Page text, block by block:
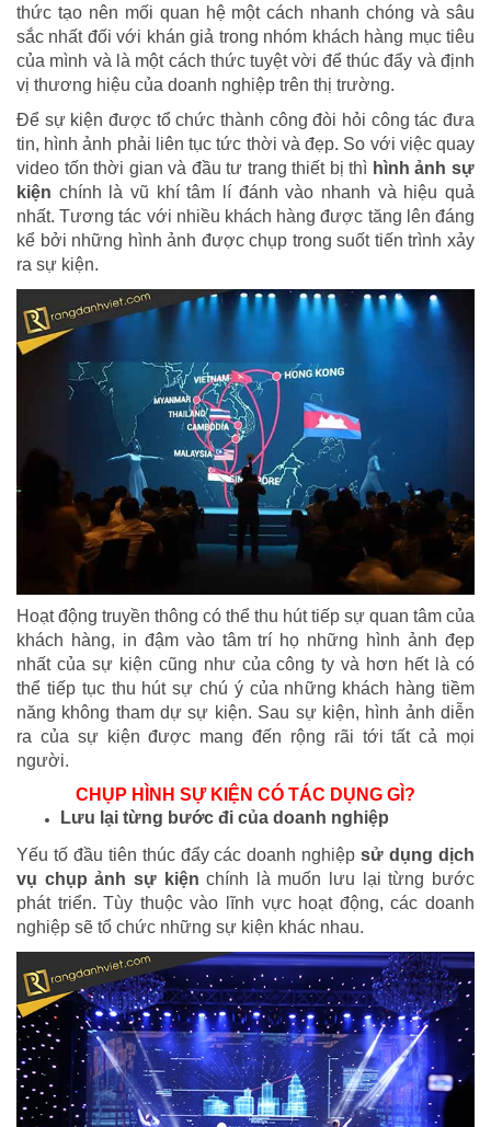
thức tạo nên mối quan hệ một cách nhanh chóng và sâu
sắc nhất đối với khán giả trong nhóm khách hàng mục tiêu
của mình và là một cách thức tuyệt vời để thúc đẩy và định
vị thương hiệu của doanh nghiệp trên thị trường.
Để sự kiện được tổ chức thành công đòi hỏi công tác đưa
tin, hình ảnh phải liên tục tức thời và đẹp. So với việc quay
video tốn thời gian và đầu tư trang thiết bị thì hình ảnh sự
kiện chính là vũ khí tâm lí đánh vào nhanh và hiệu quả
nhất. Tương tác với nhiều khách hàng được tăng lên đáng
kể bởi những hình ảnh được chụp trong suốt tiến trình xảy
ra sự kiện.
Hoạt động truyền thông có thể thu hút tiếp sự quan tâm của
khách hàng, in đậm vào tâm trí họ những hình ảnh đẹp
nhất của sự kiện cũng như của công ty và hơn hết là có
thể tiếp tục thu hút sự chú ý của những khách hàng tiềm
năng không tham dự sự kiện. Sau sự kiện, hình ảnh diễn
ra của sự kiện được mang đến rộng rãi tới tất cả mọi
người.
CHỤP HÌNH SỰ KIỆN CÓ TÁC DỤNG GÌ?
Lưu lại từng bước đi của doanh nghiệp
Yếu tố đầu tiên thúc đẩy các doanh nghiệpsử dụng dịch
vụ chụp ảnh sự kiện chính là muốn lưu lại từng bước
phát triển. Tùy thuộc vào lĩnh vực hoạt động, các doanh
nghiệp sẽ tổ chức những sự kiện khác nhau.